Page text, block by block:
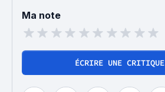
Ma note
ÉCRIRE UNE CRITIQUE